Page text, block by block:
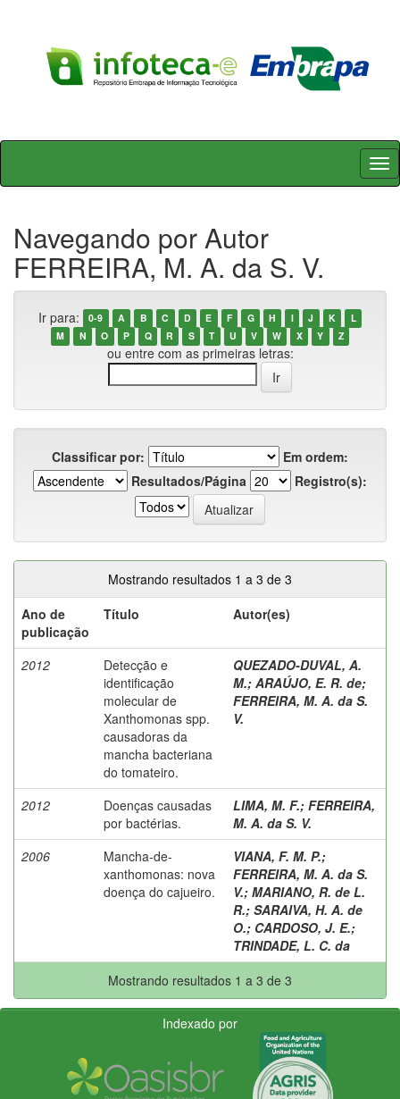
Skip
Navegando por Autor
FERREIRA, M. A. da S. V.
Ir para: 0-9 A B C D E F G H I J K
L
M
N O P Q R S T U V W X Y Z
ou entre com as primeiras letras:
Classificar por:
Em ordem:
Resultados/Página
Registro(s):
Mostrando resultados 1 a 3 de 3
Ano de
publicação
Título Autor(es)
2012
Detecção e
identificação
molecular de
Xanthomonas spp.
causadoras da
mancha bacteriana
do tomateiro.
QUEZADO-DUVAL, A.
M.; ARAÚJO, E. R. de;
FERREIRA, M. A. da S.
V.
2012
Doenças causadas
por bactérias.
LIMA, M. F.; FERREIRA,
M. A. da S. V.
2006
Mancha-de-
xanthomonas: nova
doença do cajueiro.
VIANA, F. M. P.;
FERREIRA, M. A. da S.
V.; MARIANO, R. de L.
R.; SARAIVA, H. A. de
O.; CARDOSO, J. E.;
TRINDADE, L. C. da
Mostrando resultados 1 a 3 de 3
Indexado por